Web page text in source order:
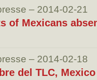
– 2014-02-21
of Mexicans
– 2014-02-18
del TLC,